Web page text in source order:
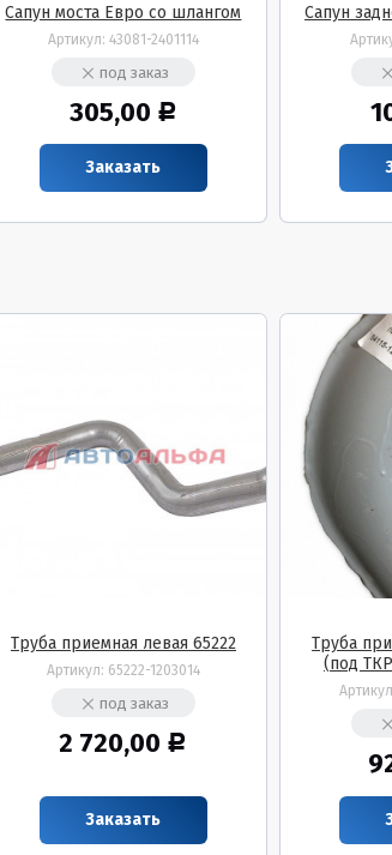
Сапун моста Евро со шлангом
Артикул: 43081-2401114
под заказ
305,00 Р
Заказать
Сапун
Труба приемная левая 65222
Артикул: 65222-1203014
под заказ
2 720,00 Р
Заказать
Труба
(под